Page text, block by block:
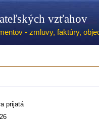
vzťahov
- zmluvy, faktúry,
prijatá